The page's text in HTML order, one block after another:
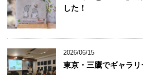
した！
2026/06/15
東京・三鷹でギャラリ